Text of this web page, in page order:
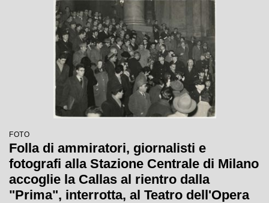
FOTO
Folla di ammiratori, giornalisti e
fotografi alla Stazione Centrale di Milano
accoglie la Callas al rientro dalla
"Prima", interrotta, al Teatro dell'Opera